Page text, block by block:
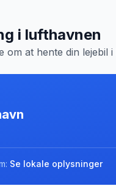
i lufthavnen
om at hente din lejebil i
Se lokale oplysninger